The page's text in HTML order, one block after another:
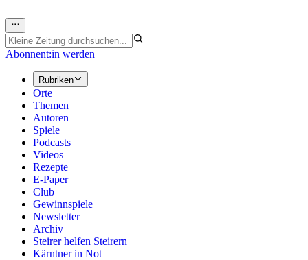
Abonnent:in werden
Rubriken
Orte
Themen
Autoren
Spiele
Podcasts
Videos
Rezepte
E-Paper
Club
Gewinnspiele
Newsletter
Archiv
Steirer helfen Steirern
Kärntner in Not